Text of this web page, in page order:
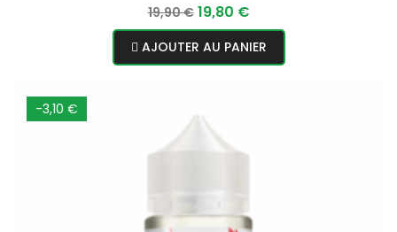
Prix
normal
19,90 € Prix
19,80 €
AJOUTER AU PANIER
-3,10 €